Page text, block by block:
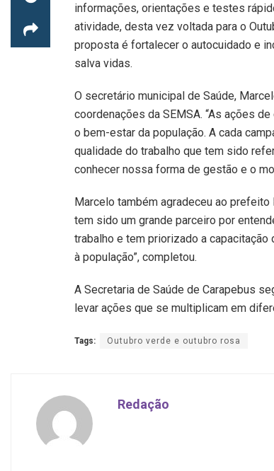
informações, orientações e testes
atividade, desta vez voltada para o
proposta é fortalecer o autocuidado e
salva vidas.
O secretário municipal de Saúde,
coordenações da SEMSA. “As ações
o bem-estar da população. A cada
qualidade do trabalho que tem sido
conhecer nossa forma de gestão e o
Marcelo também agradeceu ao prefeito
tem sido um grande parceiro por
trabalho e tem priorizado a
à população”, completou.
A Secretaria de Saúde de Carapebus
levar ações que se multiplicam em
Tags: Outubro verde e outubro rosa
Redação